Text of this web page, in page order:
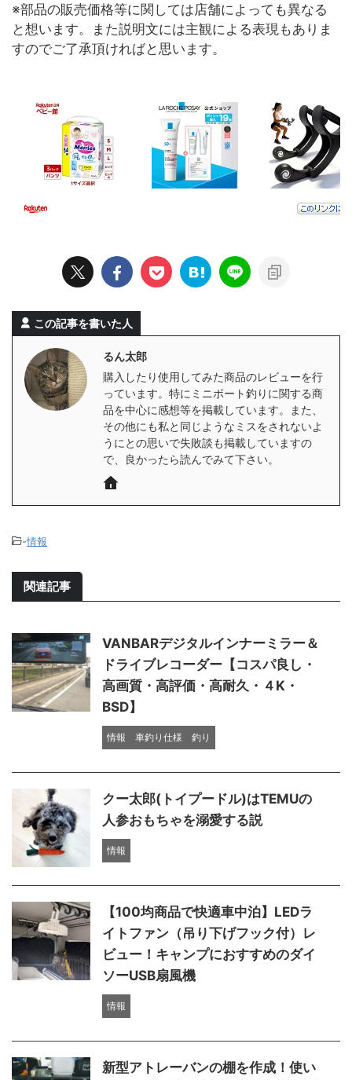
※部品の販売価格等に関しては店舗によっても異なる
と想います。また説明文には主観による表現もありま
すのでご了承頂ければと思います。
この記事を書いた人
るん太郎
購入したり使用してみた商品のレビューを行
っています。特にミニボート釣りに関する商
品を中心に感想等を掲載しています。また、
その他にも私と同じようなミスをされないよ
うにとの思いで失敗談も掲載していますの
で、良かったら読んでみて下さい。
-情報
関連記事
VANBARデジタルインナーミラー＆
ドライブレコーダー【コスパ良し・
高画質・高評価・高耐久・４K・
BSD】
情報 車釣り仕様 釣り
クー太郎(トイプードル)はTEMUの
人参おもちゃを溺愛する説
情報
【100均商品で快適車中泊】LEDラ
イトファン（吊り下げフック付）レ
ビュー！キャンプにおすすめのダイ
ソーUSB扇風機
情報
新型アトレーバンの棚を作成！使い